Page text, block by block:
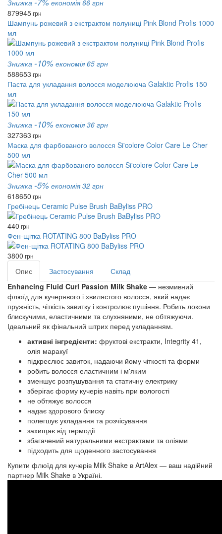
Знижка
економія 66 грн
879945грн
Шампунь рожевий з екстрактом полуниці Pink Blond Profis 1000
мл
Знижка -10% економія 65 грн
588653 грн
Паста для укладання волосся моделююча Galaktic Profis 150
мл
Знижка -10% економія 36 грн
327363 грн
Маска для фарбованого волосся Si'colore Color Care Le Cher
500 мл
Знижка -5% економія 32 грн
618650 грн
Гребінець Сeramic Pulse Brush BaByliss PRO
440 грн
Фен-щітка ROTATING 800 BaByliss PRO
3800 грн
Опис Застосування
Склад
Enhancing Fluid Curl Passion Milk Shake — незмивний
флюїд для кучерявого і хвилястого волосся, який надає
пружність, чіткість завитку і контролює пушіння. Робить локони
блискучими, еластичними та слухняними, не обтяжуючи.
Ідеальний як фінальний штрих перед укладанням.
активні інгредієнти: фруктові екстракти, Integrity 41,
олія маракуї
підкреслює завиток, надаючи йому чіткості та форми
робить волосся еластичним і м'яким
зменшує розпушування та статичну електрику
зберігає форму кучерів навіть при вологості
не обтяжує волосся
надає здорового блиску
полегшує укладання та розчісування
захищає від термодії
збагачений натуральними екстрактами та оліями
підходить для щоденного застосування
Купити флюїд для кучерів Milk Shake в ArtAlex — ваш надійний
партнер Milk Shake в Україні.